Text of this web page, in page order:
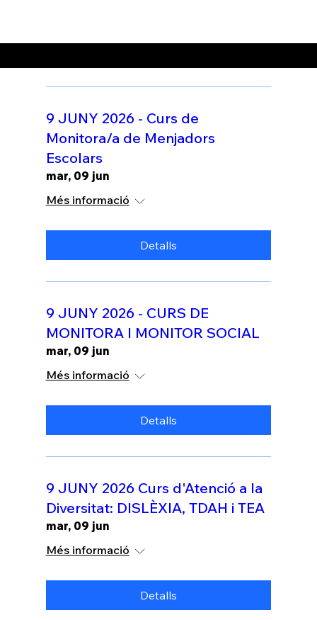
9 JUNY 2026 - Curs de
Monitora/a de Menjadors
Escolars
mar, 09 jun
Més informació
Detalls
9 JUNY 2026 - CURS DE
MONITORA I MONITOR SOCIAL
mar, 09 jun
Més informació
Detalls
9 JUNY 2026 Curs d'Atenció a la
Diversitat: DISLÈXIA, TDAH i TEA
mar, 09 jun
Més informació
Detalls